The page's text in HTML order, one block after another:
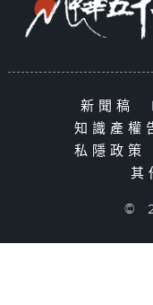
新聞稿 |
知識產權
私隱政策
其
©